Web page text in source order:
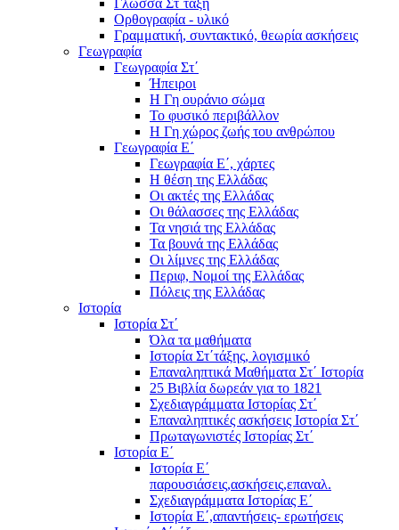
Γλώσσα Στ΄τάξη
Ορθογραφία - υλικό
Γραμματική, συντακτικό, θεωρία ασκήσεις
Γεωγραφία
Γεωγραφία Στ΄
Ήπειροι
Η Γη ουράνιο σώμα
Το φυσικό περιβάλλον
Η Γη χώρος ζωής του ανθρώπου
Γεωγραφία Ε΄
Γεωγραφία Ε΄, χάρτες
Η θέση της Ελλάδας
Οι ακτές της Ελλάδας
Οι θάλασσες της Ελλάδας
Τα νησιά της Ελλάδας
Τα βουνά της Ελλάδας
Οι λίμνες της Ελλάδας
Περιφ, Νομοί της Ελλάδας
Πόλεις της Ελλάδας
Ιστορία
Ιστορία Στ΄
Όλα τα μαθήματα
Ιστορία Στ΄τάξης, λογισμικό
Επαναληπτικά Μαθήματα Στ΄ Ιστορία
25 Βιβλία δωρεάν για το 1821
Σχεδιαγράμματα Ιστορίας Στ΄
Επαναληπτικές ασκήσεις Ιστορία Στ΄
Πρωταγωνιστές Ιστορίας Στ΄
Ιστορία Ε΄
Ιστορία Ε΄
παρουσιάσεις,ασκήσεις,επαναλ.
Σχεδιαγράμματα Ιστορίας Ε΄
Ιστορία Ε΄,απαντήσεις- ερωτήσεις